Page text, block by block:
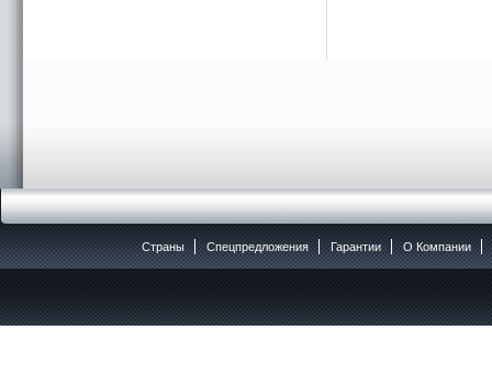
Страны Спецпредложения Гарантии O Компании